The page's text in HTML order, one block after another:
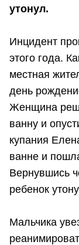
утонул.
Инцидент
этого года.
местная
день
Женщина
ванну и
купания
ванне и
Вернувшись
ребенок
Мальчика